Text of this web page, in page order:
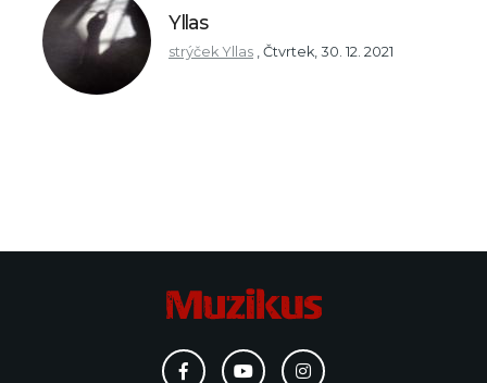
Yllas
strýček Yllas , Čtvrtek, 30. 12. 2021